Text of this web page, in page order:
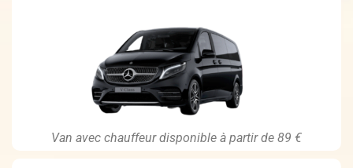
Van avec chauffeur disponible à partir de 89 €